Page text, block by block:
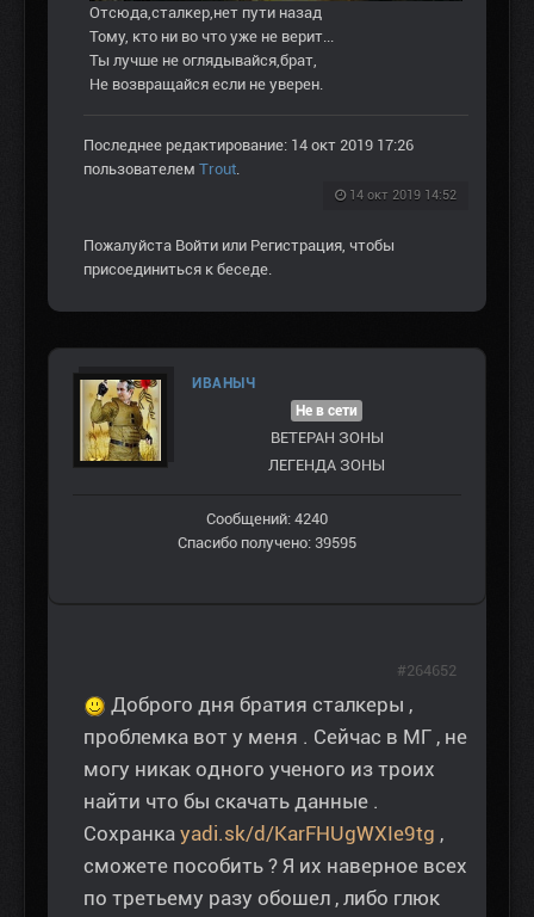
Отсюда,сталкер,нет пути назад
Тому, кто ни во что уже не верит...
Ты лучше не оглядывайся,брат,
Не возвращайся если не уверен.
Последнее редактирование: 14 окт 2019 17:26
пользователем Trout.
14 окт 2019 14:52
Пожалуйста Войти или Регистрация, чтобы
присоединиться к беседе.
ИВАНЫЧ
Не в сети
ВЕТЕРАН ЗOНЫ
ЛЕГЕНДА ЗОНЫ
Сообщений: 4240
Спасибо получено: 39595
Доброго дня братия сталкеры ,
проблемка вот у меня . Сейчас в МГ , не
могу никак одного ученого из троих
найти что бы скачать данные .
Сохранка yadi.sk/d/KarFHUgWXIe9tg ,
сможете пособить ? Я их наверное всех
по третьему разу обошел , либо глюк
#264652